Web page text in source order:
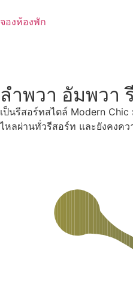
to
จองห้องพัก
ลำพวา อัมพวา
เป็นรีสอร์ทสไตล์ Modern
ไหลผ่านทั่วรีสอร์ท และยังคงค